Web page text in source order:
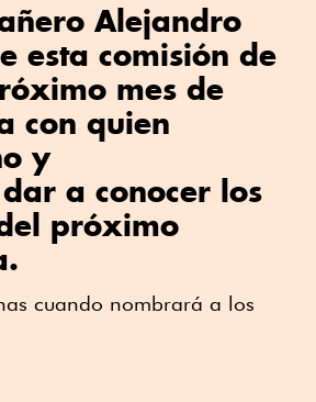
Alejandro
esta comisión de
mes de
con quien
y
a conocer los
próximo
cuando nombrará a los